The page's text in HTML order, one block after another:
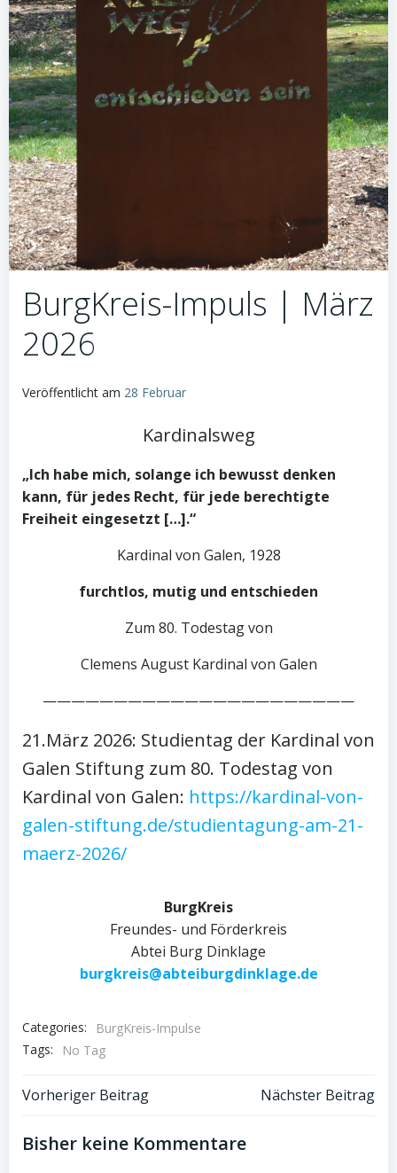
BurgKreis-Impuls | März
2026
Veröffentlicht am 28 Februar
Kardinalsweg
„Ich habe mich, solange ich bewusst denken
kann, für jedes Recht, für jede berechtigte
Freiheit eingesetzt […].“
Kardinal von Galen, 1928
furchtlos, mutig und entschieden
Zum 80. Todestag von
Clemens August Kardinal von Galen
——————————————————————
21.März 2026: Studientag der Kardinal von
Galen Stiftung zum 80. Todestag von
Kardinal von Galen: https://kardinal-von-
galen-stiftung.de/studientagung-am-21-
maerz-2026/
BurgKreis
Freundes- und Förderkreis
Abtei Burg Dinklage
burgkreis@abteiburgdinklage.de
Categories:
BurgKreis-Impulse
Tags:
No Tag
Post
navigation
Vorheriger Beitrag
Post
navigation
Nächster Beitrag
Bisher keine Kommentare